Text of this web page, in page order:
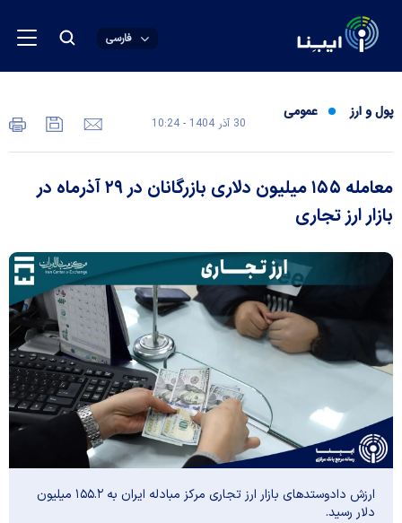
فارسی
پول و ارز عمومی
30 آذر 1404 - 10:24
معامله ۱۵۵ میلیون دلاری بازرگانان در ۲۹ آذرماه در
بازار ارز تجاری
ارزش دادوستد‌های بازار ارز تجاری مرکز مبادله ایران به ۱۵۵.۲ میلیون
دلار رسید.